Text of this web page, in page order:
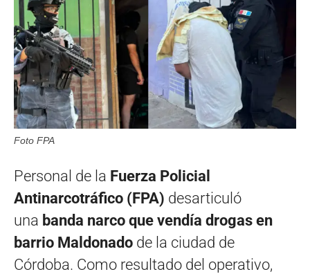
Foto FPA
Personal de la Fuerza Policial
Antinarcotráfico (FPA) desarticuló
una banda narco que vendía drogas en
barrio Maldonado de la ciudad de
Córdoba. Como resultado del operativo,